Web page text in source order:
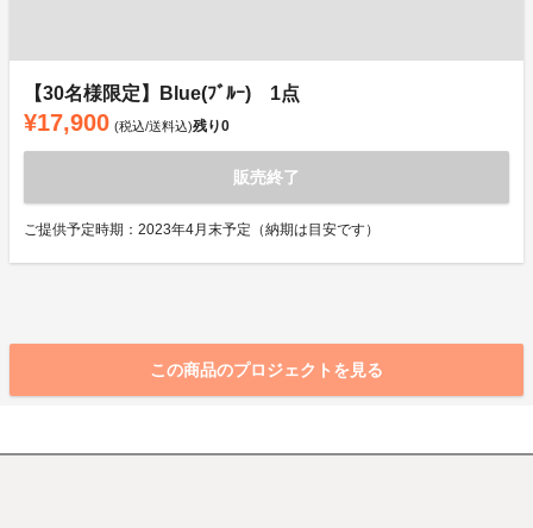
【30名様限定】Blue(ﾌﾞﾙｰ) 1点
¥17,900 (税込/送料込)残り0
販売終了
ご提供予定時期：2023年4月末予定（納期は目安です）
この商品のプロジェクトを見る